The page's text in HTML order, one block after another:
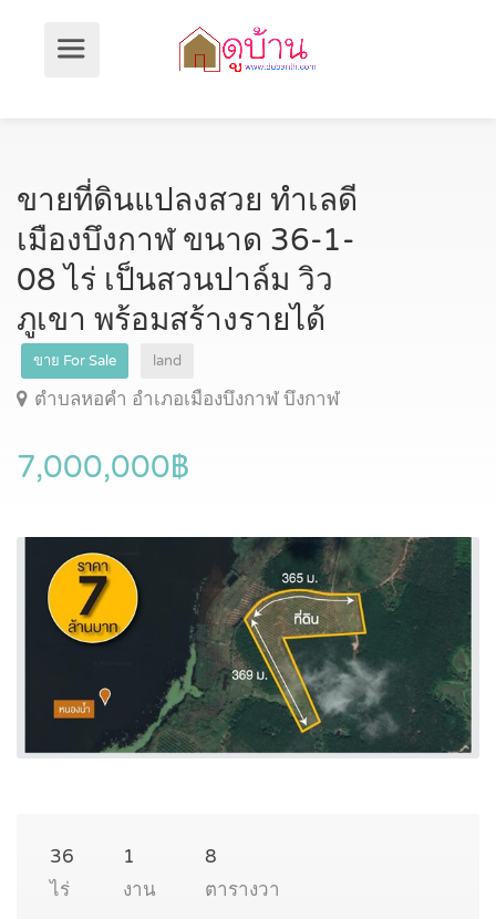
ขายที่ดินแปลงสวย ทำเลดี
เมืองบึงกาฬ ขนาด 36-1-
08 ไร่ เป็นสวนปาล์ม วิว
ภูเขา พร้อมสร้างรายได้
ขาย For Sale land
ตำบลหอคำ อำเภอเมืองบึงกาฬ บึงกาฬ
7,000,000฿
36
ไร่
1
งาน
8
ตารางวา